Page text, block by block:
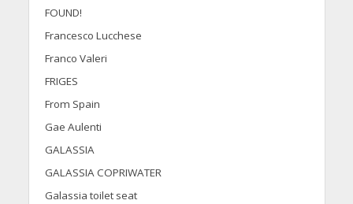
FOUND!
Francesco Lucchese
Franco Valeri
FRIGES
From Spain
Gae Aulenti
GALASSIA
GALASSIA COPRIWATER
Galassia toilet seat